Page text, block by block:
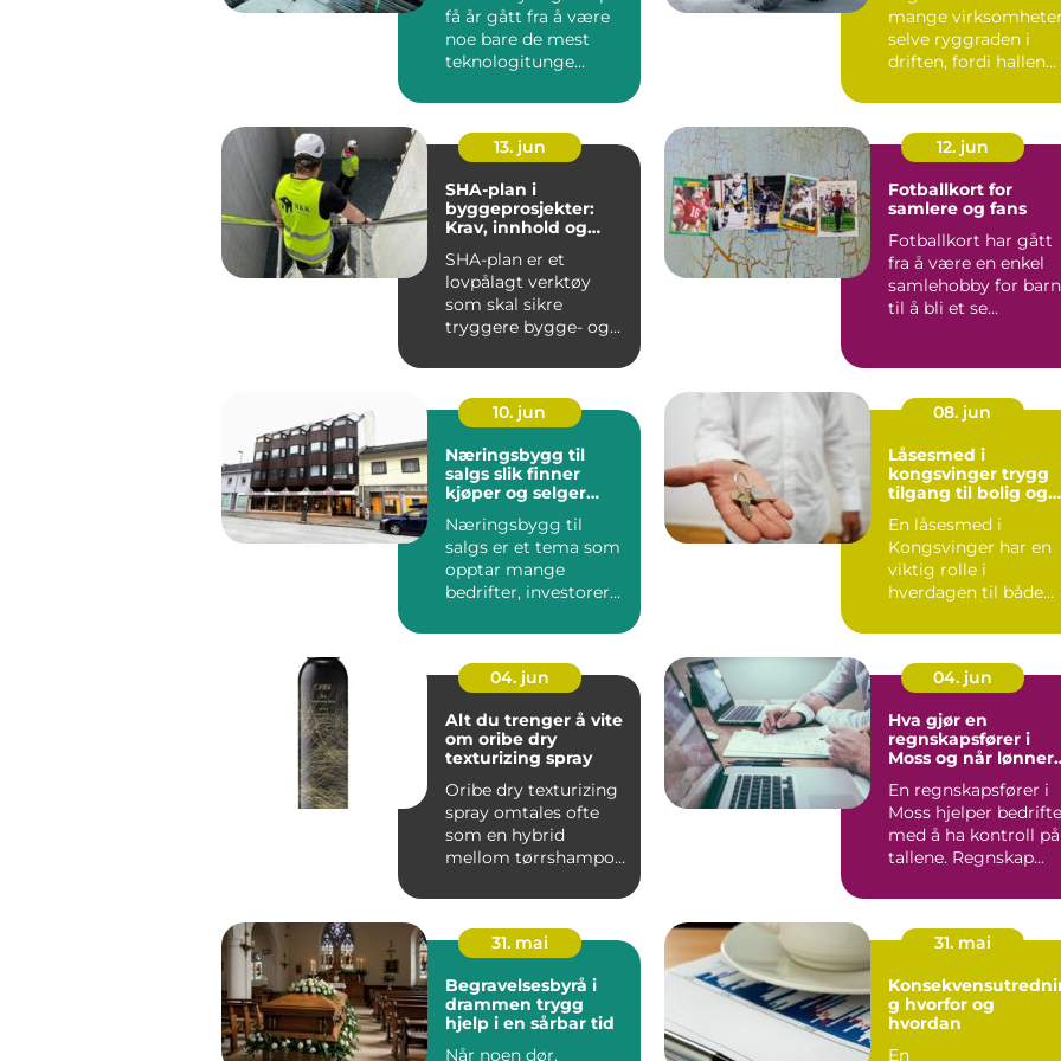
få år gått fra å være
noe bare de mest
teknologitunge
brukte, ti...
mange
selve ryggraden i
driften, fordi hallen
ef...
13. jun
SHA-plan i
byggeprosjekter:
Krav, innhold og
SHA-plan er et
lovpålagt verktøy
som skal sikre
tryggere bygge- og
12. jun
Fotballkort for
samlere og fans
Fotballkort har gått
fra å være en enkel
samlehobby for barn
til å bli et se...
10. jun
Næringsbygg til
salgs slik finner
kjøper og selger
Næringsbygg til
salgs er et tema som
opptar mange
bedrifter, investorer
ta god...
08. jun
Låsesmed i
kongsvinger trygg
tilgang til bolig og
En låsesmed i
Kongsvinger har en
viktig rolle i
hverdagen til både
Mange forbi...
04. jun
Alt du trenger å vite
om oribe dry
texturizing spray
Oribe dry texturizing
spray omtales ofte
som en hybrid
mellom tørrshampoo
gir v...
04. jun
Hva gjør en
regnskapsfører i
Moss og når lønner
En regnskapsfører i
Moss hjelper
med å ha kontroll på
tallene. Regnskap...
31. mai
Begravelsesbyrå i
drammen trygg
hjelp i en sårbar tid
Når noen dør,
31. mai
g hvorfor og
hvordan
En